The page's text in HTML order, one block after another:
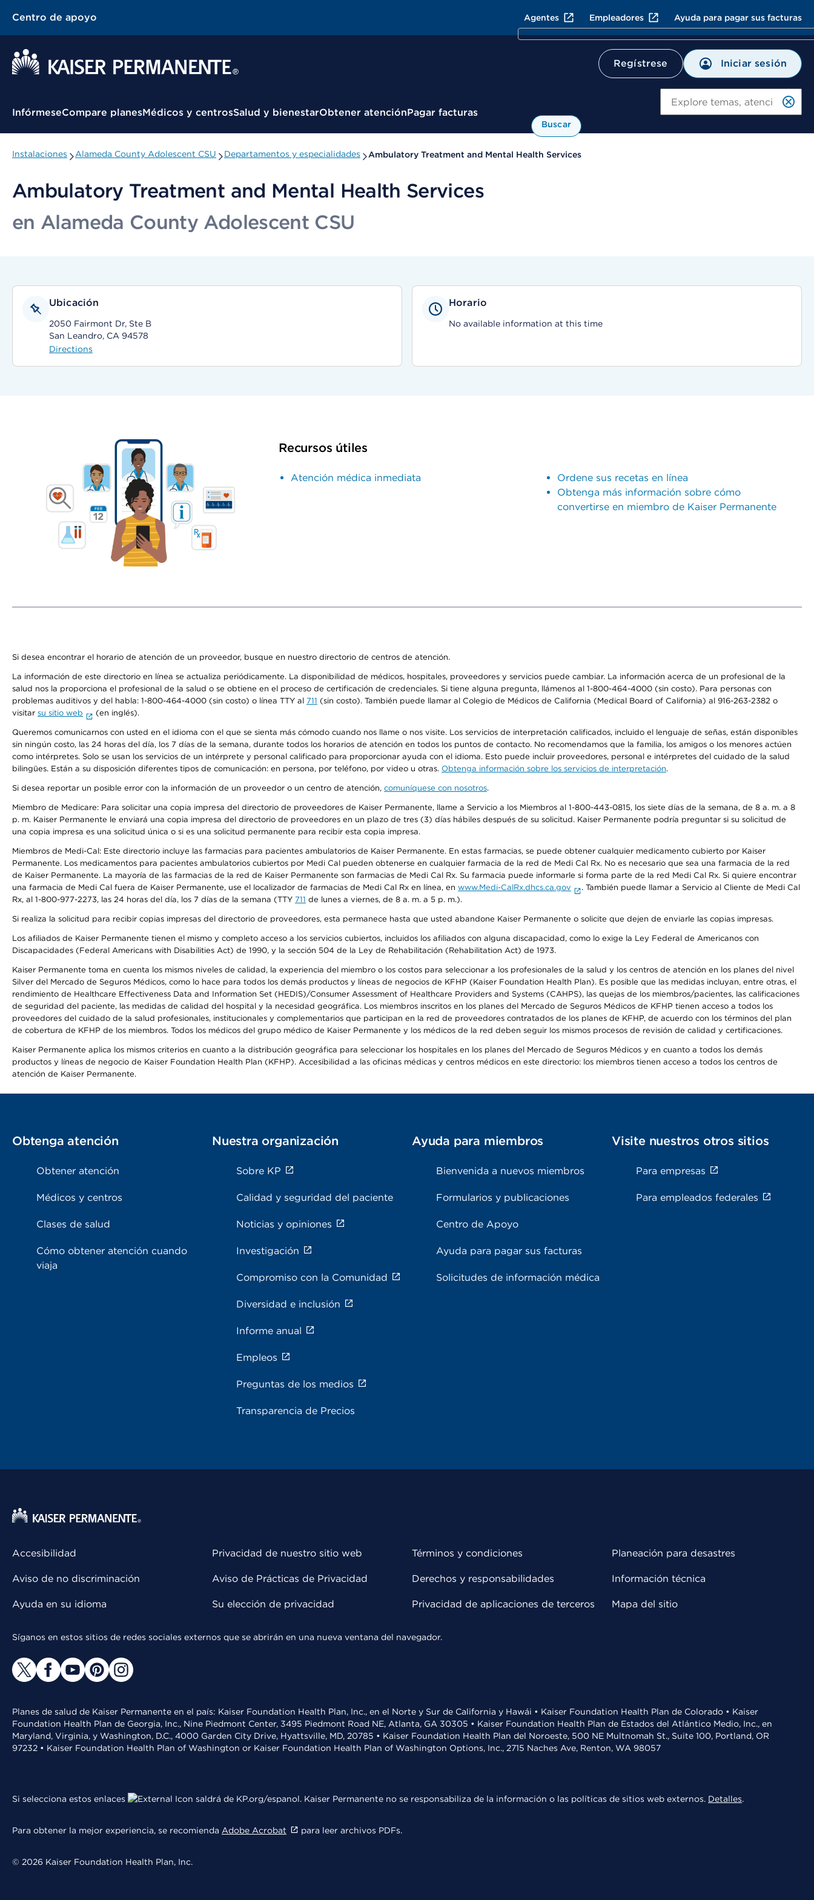
Centro de apoyo Agentes Empleadores Ayuda para pagar sus facturas
Regístrese Iniciar sesión
Menú contextual
InfórmeseCompare planesMédicos y centrosSalud y bienestarObtener atenciónPagar facturas
Buscar
Instalaciones Alameda County Adolescent CSU Departamentos y especialidades Ambulatory Treatment and Mental Health Services
Ambulatory Treatment and Mental Health Services
en Alameda County Adolescent CSU
Ubicación
2050 Fairmont Dr, Ste B
San Leandro, CA 94578
Directions
Horario
No available information at this time
Recursos útiles
Atención médica inmediata
Ordene sus recetas en línea
Obtenga más información sobre cómo
convertirse en miembro de Kaiser Permanente
Si desea encontrar el horario de atención de un proveedor, busque en nuestro directorio de centros de atención.
La información de este directorio en línea se actualiza periódicamente. La disponibilidad de médicos, hospitales, proveedores y servicios puede cambiar. La información acerca de un profesional de la
salud nos la proporciona el profesional de la salud o se obtiene en el proceso de certificación de credenciales. Si tiene alguna pregunta, llámenos al 1-800-464-4000 (sin costo). Para personas con
problemas auditivos y del habla: 1-800-464-4000 (sin costo) o línea TTY al 711 (sin costo). También puede llamar al Colegio de Médicos de California (Medical Board of California) al 916-263-2382 o
visitar su sitio web (en inglés).
Queremos comunicarnos con usted en el idioma con el que se sienta más cómodo cuando nos llame o nos visite. Los servicios de interpretación calificados, incluido el lenguaje de señas, están disponibles
sin ningún costo, las 24 horas del día, los 7 días de la semana, durante todos los horarios de atención en todos los puntos de contacto. No recomendamos que la familia, los amigos o los menores actúen
como intérpretes. Solo se usan los servicios de un intérprete y personal calificado para proporcionar ayuda con el idioma. Esto puede incluir proveedores, personal e intérpretes del cuidado de la salud
bilingües. Están a su disposición diferentes tipos de comunicación: en persona, por teléfono, por video u otras. Obtenga información sobre los servicios de interpretación.
Si desea reportar un posible error con la información de un proveedor o un centro de atención, comuníquese con nosotros.
Miembro de Medicare: Para solicitar una copia impresa del directorio de proveedores de Kaiser Permanente, llame a Servicio a los Miembros al 1-800-443-0815, los siete días de la semana, de 8 a. m. a 8
p. m. Kaiser Permanente le enviará una copia impresa del directorio de proveedores en un plazo de tres (3) días hábiles después de su solicitud. Kaiser Permanente podría preguntar si su solicitud de
una copia impresa es una solicitud única o si es una solicitud permanente para recibir esta copia impresa.
Miembros de Medi-Cal: Este directorio incluye las farmacias para pacientes ambulatorios de Kaiser Permanente. En estas farmacias, se puede obtener cualquier medicamento cubierto por Kaiser
Permanente. Los medicamentos para pacientes ambulatorios cubiertos por Medi Cal pueden obtenerse en cualquier farmacia de la red de Medi Cal Rx. No es necesario que sea una farmacia de la red
de Kaiser Permanente. La mayoría de las farmacias de la red de Kaiser Permanente son farmacias de Medi Cal Rx. Su farmacia puede informarle si forma parte de la red Medi Cal Rx. Si quiere encontrar
una farmacia de Medi Cal fuera de Kaiser Permanente, use el localizador de farmacias de Medi Cal Rx en línea, en www.Medi-CalRx.dhcs.ca.gov
. También puede llamar a Servicio al Cliente de Medi Cal
Rx, al 1-800-977-2273, las 24 horas del día, los 7 días de la semana (TTY 711 de lunes a viernes, de 8 a. m. a 5 p. m.).
Si realiza la solicitud para recibir copias impresas del directorio de proveedores, esta permanece hasta que usted abandone Kaiser Permanente o solicite que dejen de enviarle las copias impresas.
Los afiliados de Kaiser Permanente tienen el mismo y completo acceso a los servicios cubiertos, incluidos los afiliados con alguna discapacidad, como lo exige la Ley Federal de Americanos con
Discapacidades (Federal Americans with Disabilities Act) de 1990, y la sección 504 de la Ley de Rehabilitación (Rehabilitation Act) de 1973.
Kaiser Permanente toma en cuenta los mismos niveles de calidad, la experiencia del miembro o los costos para seleccionar a los profesionales de la salud y los centros de atención en los planes del nivel
Silver del Mercado de Seguros Médicos, como lo hace para todos los demás productos y líneas de negocios de KFHP (Kaiser Foundation Health Plan). Es posible que las medidas incluyan, entre otras, el
rendimiento de Healthcare Effectiveness Data and Information Set (HEDIS)/Consumer Assessment of Healthcare Providers and Systems (CAHPS), las quejas de los miembros/pacientes, las calificaciones
de seguridad del paciente, las medidas de calidad del hospital y la necesidad geográfica. Los miembros inscritos en los planes del Mercado de Seguros Médicos de KFHP tienen acceso a todos los
proveedores del cuidado de la salud profesionales, institucionales y complementarios que participan en la red de proveedores contratados de los planes de KFHP, de acuerdo con los términos del plan
de cobertura de KFHP de los miembros. Todos los médicos del grupo médico de Kaiser Permanente y los médicos de la red deben seguir los mismos procesos de revisión de calidad y certificaciones.
Kaiser Permanente aplica los mismos criterios en cuanto a la distribución geográfica para seleccionar los hospitales en los planes del Mercado de Seguros Médicos y en cuanto a todos los demás
productos y líneas de negocio de Kaiser Foundation Health Plan (KFHP). Accesibilidad a las oficinas médicas y centros médicos en este directorio: los miembros tienen acceso a todos los centros de
atención de Kaiser Permanente.
Obtenga atención
Obtener atención
Médicos y centros
Clases de salud
Cómo obtener atención cuando
viaja
Nuestra organización
Sobre KP
Calidad y seguridad del paciente
Noticias y opiniones
Investigación
Compromiso con la Comunidad
Diversidad e inclusión
Informe anual
Empleos
Preguntas de los medios
Transparencia de Precios
Ayuda para miembros
Bienvenida a nuevos miembros
Formularios y publicaciones
Centro de Apoyo
Ayuda para pagar sus facturas
Solicitudes de información médica
Visite nuestros otros sitios
Para empresas
Para empleados federales
Accesibilidad
Aviso de no discriminación
Ayuda en su idioma
Privacidad de nuestro sitio web
Aviso de Prácticas de Privacidad
Su elección de privacidad
Términos y condiciones
Derechos y responsabilidades
Privacidad de aplicaciones de terceros
Planeación para desastres
Información técnica
Mapa del sitio
Síganos en estos sitios de redes sociales externos que se abrirán en una nueva ventana del navegador.
Planes de salud de Kaiser Permanente en el país: Kaiser Foundation Health Plan, Inc., en el Norte y Sur de California y Hawái • Kaiser Foundation Health Plan de Colorado • Kaiser
Foundation Health Plan de Georgia, Inc., Nine Piedmont Center, 3495 Piedmont Road NE, Atlanta, GA 30305 • Kaiser Foundation Health Plan de Estados del Atlántico Medio, Inc., en
Maryland, Virginia, y Washington, D.C., 4000 Garden City Drive, Hyattsville, MD, 20785 • Kaiser Foundation Health Plan del Noroeste, 500 NE Multnomah St., Suite 100, Portland, OR
97232 • Kaiser Foundation Health Plan of Washington or Kaiser Foundation Health Plan of Washington Options, Inc., 2715 Naches Ave, Renton, WA 98057
Si selecciona estos enlaces saldrá de KP.org/espanol. Kaiser Permanente no se responsabiliza de la información o las políticas de sitios web externos. Detalles.
Para obtener la mejor experiencia, se recomienda Adobe Acrobat para leer archivos PDFs.
© 2026 Kaiser Foundation Health Plan, Inc.